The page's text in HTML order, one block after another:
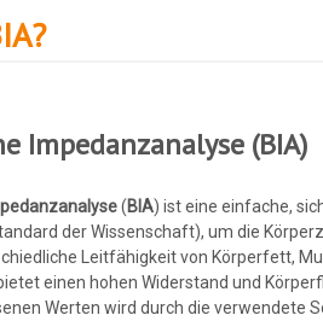
Impedanzanalyse (BIA)
(BIA) ist eine einfache,
der Wissenschaft), um die
Leitfähigkeit von Körperfett,
einen hohen Widerstand und
Werten wird durch die verwendete